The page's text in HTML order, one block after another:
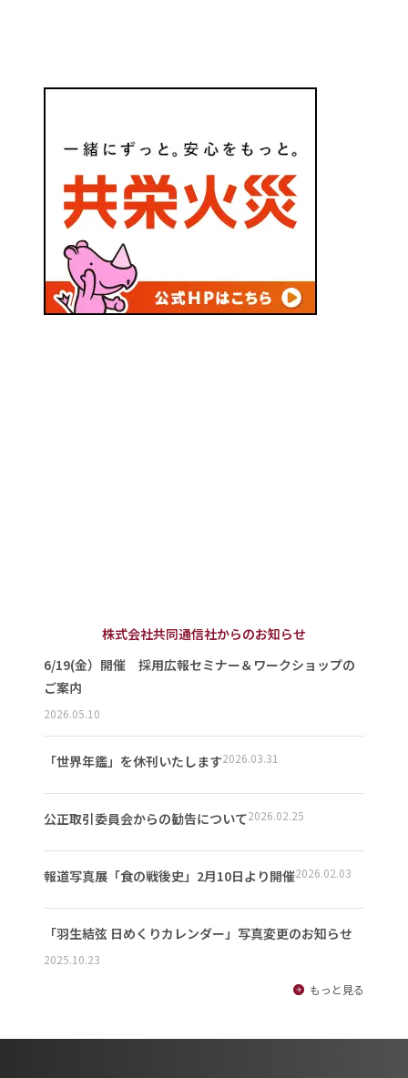
株式会社共同通信社からのお知らせ
6/19(金）開催 採用広報セミナー＆ワークショップの
ご案内
2026.05.10
「世界年鑑」を休刊いたします2026.03.31
公正取引委員会からの勧告について2026.02.25
報道写真展「食の戦後史」2月10日より開催2026.02.03
「羽生結弦 日めくりカレンダー」写真変更のお知らせ
2025.10.23
もっと見る